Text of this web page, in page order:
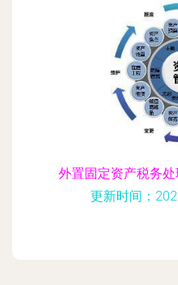
外置固定资产税务
更新时间：